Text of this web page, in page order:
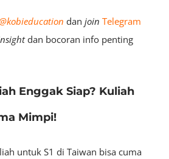
dan join Telegram
dan bocoran info penting
Enggak Siap? Kuliah
Mimpi!
untuk S1 di Taiwan bisa cuma